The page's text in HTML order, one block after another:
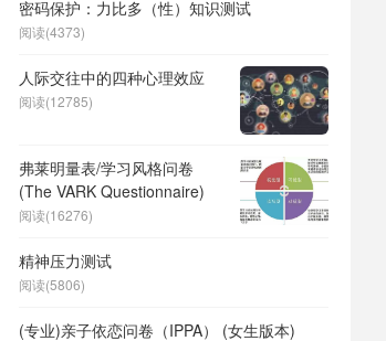
密码保护：力比多（性）知识测试
阅读(4373)
人际交往中的四种心理效应
阅读(12785)
弗莱明量表/学习风格问卷
(The VARK Questionnaire)
阅读(16276)
精神压力测试
阅读(5806)
(专业)亲子依恋问卷（IPPA） (女生版本)